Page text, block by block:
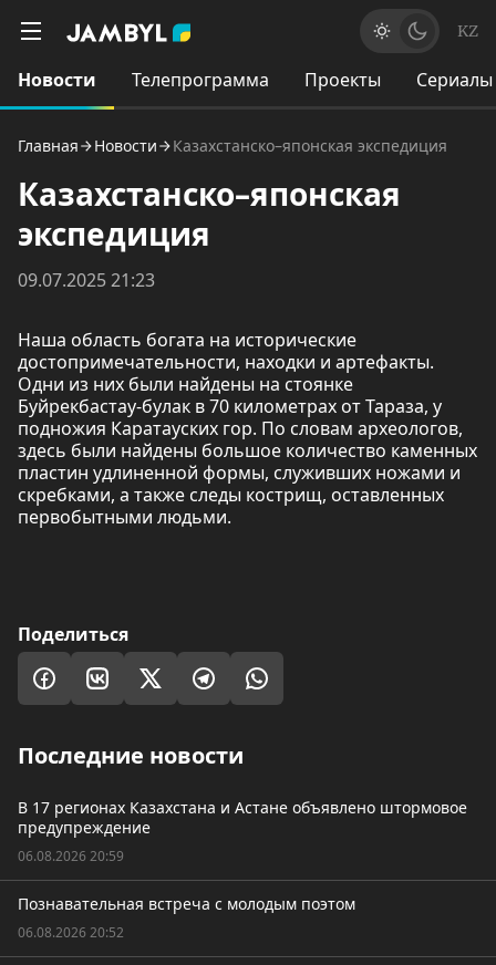
KZ
Новости Телепрограмма Проекты Сериалы
Главная Новости Казахстанско–японская экспедиция
Казахстанско–японская
экспедиция
09.07.2025 21:23
Наша область богата на исторические
достопримечательности, находки и артефакты.
Одни из них были найдены на стоянке
Буйрекбастау-булак в 70 километрах от Тараза, у
подножия Каратауских гор. По словам археологов,
здесь были найдены большое количество каменных
пластин удлиненной формы, служивших ножами и
скребками, а также следы кострищ, оставленных
первобытными людьми.
Поделиться
Последние новости
В 17 регионах Казахстана и Астане объявлено штормовое
предупреждение
06.08.2026 20:59
Познавательная встреча с молодым поэтом
06.08.2026 20:52